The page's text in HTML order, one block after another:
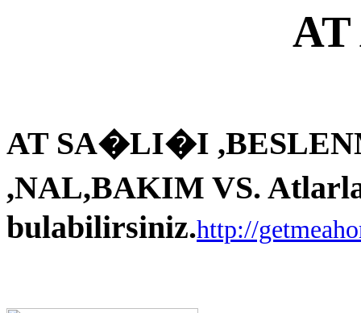
AT SA�LI�I
,NAL,BAKIM VS.
bulabilirsiniz.http://